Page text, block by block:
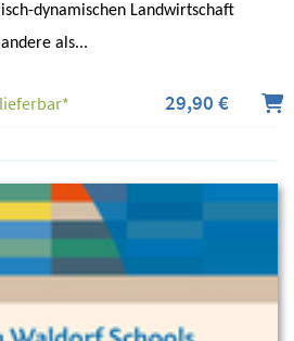
dynamischen Landwirtschaft
als...
29,90 €